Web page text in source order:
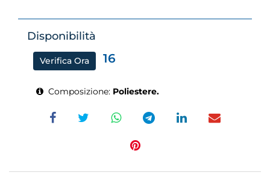
Disponibilità
Verifica Ora 16
Composizione: Poliestere.